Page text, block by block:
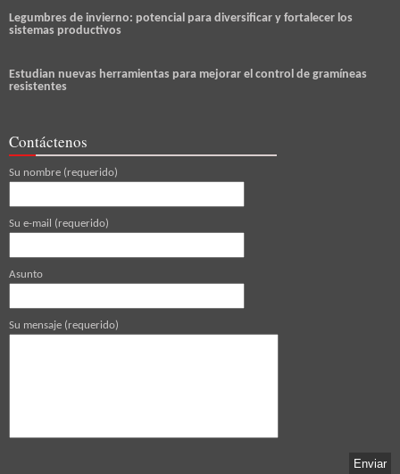
Legumbres de invierno: potencial para diversificar y fortalecer los
sistemas productivos
Estudian nuevas herramientas para mejorar el control de gramíneas
resistentes
Contáctenos
Su nombre (requerido)
Su e-mail (requerido)
Asunto
Su mensaje (requerido)